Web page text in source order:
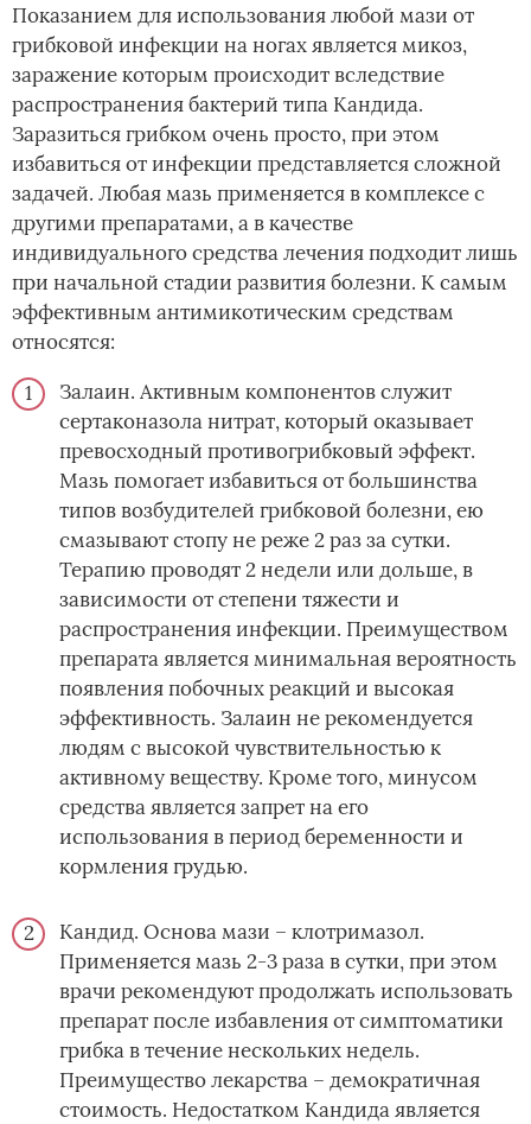
Показанием для использования любой мази от
грибковой инфекции на ногах является микоз,
заражение которым происходит вследствие
распространения бактерий типа Кандида.
Заразиться грибком очень просто, при этом
избавиться от инфекции представляется сложной
задачей. Любая мазь применяется в комплексе с
другими препаратами, а в качестве
индивидуального средства лечения подходит лишь
при начальной стадии развития болезни. К самым
эффективным антимикотическим средствам
относятся:
Залаин. Активным компонентов служит
сертаконазола нитрат, который оказывает
превосходный противогрибковый эффект.
Мазь помогает избавиться от большинства
типов возбудителей грибковой болезни, ею
смазывают стопу не реже 2 раз за сутки.
Терапию проводят 2 недели или дольше, в
зависимости от степени тяжести и
распространения инфекции. Преимуществом
препарата является минимальная вероятность
появления побочных реакций и высокая
эффективность. Залаин не рекомендуется
людям с высокой чувствительностью к
активному веществу. Кроме того, минусом
средства является запрет на его
использования в период беременности и
кормления грудью.
Кандид. Основа мази – клотримазол.
Применяется мазь 2-3 раза в сутки, при этом
врачи рекомендуют продолжать использовать
препарат после избавления от симптоматики
грибка в течение нескольких недель.
Преимущество лекарства – демократичная
стоимость. Недостатком Кандида является